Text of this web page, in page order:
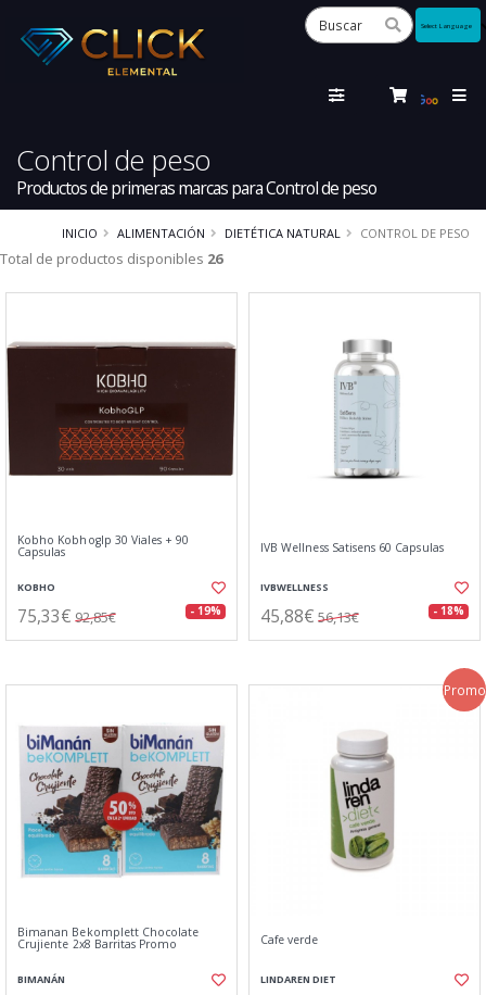
Control de peso
Productos de primeras marcas para Control de peso
INICIO ALIMENTACIÓN DIETÉTICA NATURAL CONTROL DE PESO
Total de productos disponibles 26
Kobho Kobhoglp 30 Viales + 90
Capsulas
KOBHO
75,33€ 92,85€ - 19%
IVB Wellness Satisens 60 Capsulas
IVBWELLNESS
45,88€ 56,13€ - 18%
Bimanan Bekomplett Chocolate
Crujiente 2x8 Barritas Promo
BIMANÁN
Promo
Cafe verde
LINDAREN DIET